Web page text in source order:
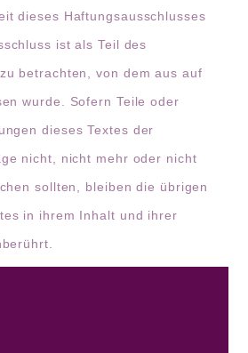
dieses Haftungsausschlusses
ist als Teil des
betrachten, von dem aus auf
wurde. Sofern Teile oder
dieses Textes der
nicht, nicht mehr oder nicht
sollten, bleiben die übrigen
in ihrem Inhalt und ihrer